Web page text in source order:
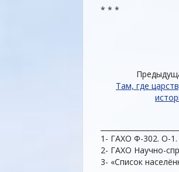
* * *
Там, где
1- ГАХО Ф-302. О-1.
2- ГАХО Научно-
3- «Список